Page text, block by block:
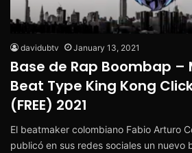
davidubtv January 13, 2021
Base de Rap Boombap –
Beat Type King Kong
(FREE) 2021
El beatmaker colombiano Fabio Arturo
publicó en sus redes sociales un